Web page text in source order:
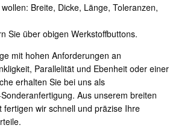
Breite, Dicke, Länge, Toleranzen,
Sie über obigen Werkstoffbuttons.
mit hohen Anforderungen an
Parallelität und Ebenheit oder einer
erhalten Sie bei uns als
Aus unserem breiten
fertigen wir schnell und präzise Ihre